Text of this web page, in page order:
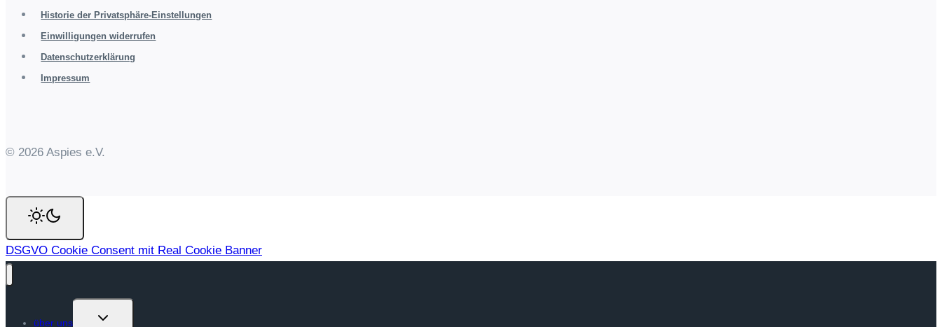
Historie der Privatsphäre-Einstellungen
Einwilligungen widerrufen
Datenschutzerklärung
Impressum
© 2026 Aspies e.V.
DSGVO Cookie Consent mit Real Cookie Banner
über uns
Untermenü